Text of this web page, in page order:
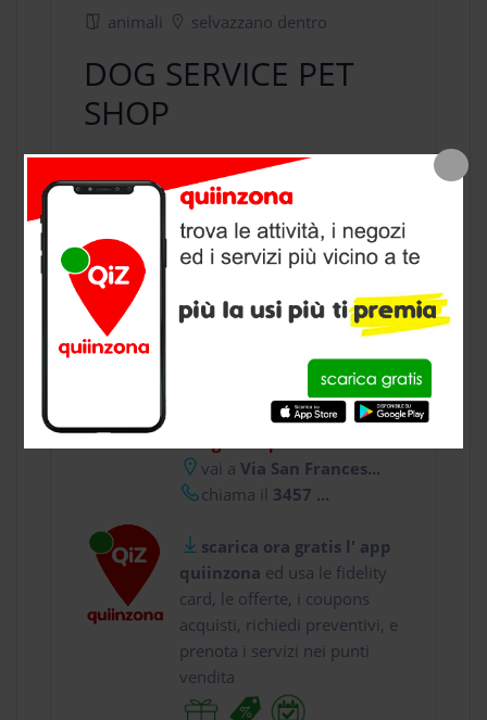
animali selvazzano dentro
DOG SERVICE PET
SHOP
negozio animalia Selvazzano Dentro,
provincia di Padova
vai aVia San Frances...
chiama il 3457 ...
scarica ora gratis l' app
quiinzona ed usa le fidelity
card, le offerte, i coupons
acquisti, richiedi preventivi, e
prenota i servizi nei punti
vendita